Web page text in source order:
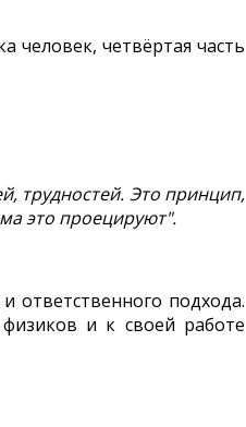
человек, четвёртая часть
трудностей. Это принцип,
это проецируют".
ответственного подхода.
и к своей работе